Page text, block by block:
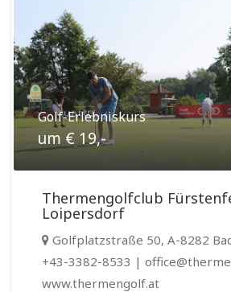
Golf-Erlebniskurs
um € 19,-
Thermengolfclub
Loipersdorf
Golfplatzstraße 50, A-8282
+43-3382-8533 |
www.thermengolf.at